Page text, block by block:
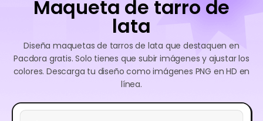
Maqueta de tarro de
lata
Diseña maquetas de tarros de lata que destaquen en
Pacdora gratis. Solo tienes que subir imágenes y ajustar los
colores. Descarga tu diseño como imágenes PNG en HD en
línea.